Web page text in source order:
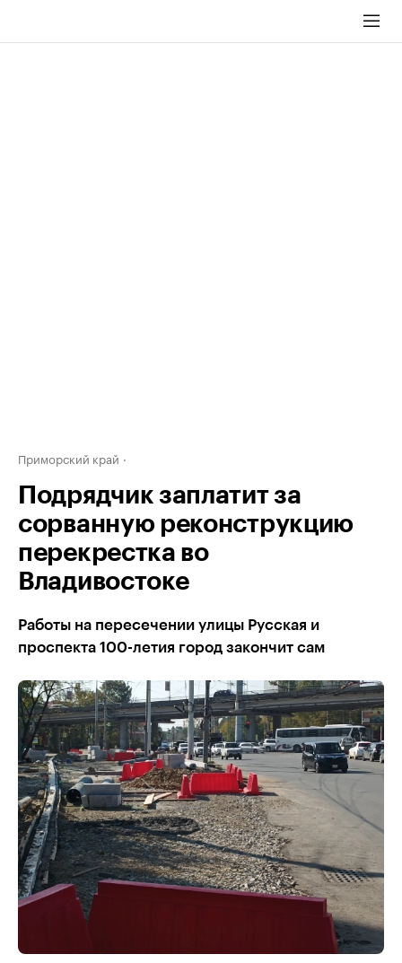
Приморский край
Подрядчик заплатит за
сорванную реконструкцию
перекрестка во
Владивостоке
Работы на пересечении улицы Русская и
проспекта 100-летия город закончит сам